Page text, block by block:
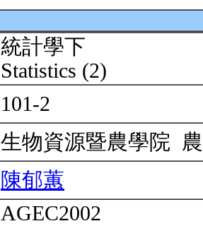
統計學下
Statistics (2)
101-2
生物資源暨農學院
陳郁蕙
AGEC2002